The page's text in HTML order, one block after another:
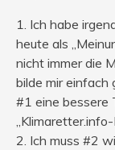
1. Ich habe
heute als
nicht immer die
bilde mir einfach
#1 eine bessere
2. Ich muss #2